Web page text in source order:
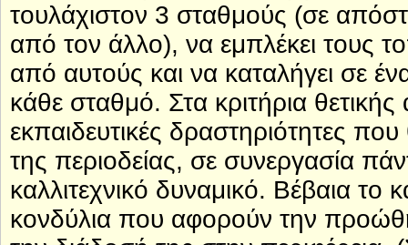
τουλάχιστον 3 σταθμούς (σε
από τον άλλο), να εμπλέκει τους
από αυτούς και να καταλήγει σε
κάθε σταθμό. Στα κριτήρια
εκπαιδευτικές δραστηριότητες
της περιοδείας, σε συνεργασία
καλλιτεχνικό δυναμικό. Βέβαια το
κονδύλια που αφορούν την